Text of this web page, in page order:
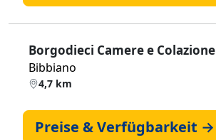
Borgodieci Camere e Colazione
Bibbiano
4,7 km
Preise & Verfügbarkeit →